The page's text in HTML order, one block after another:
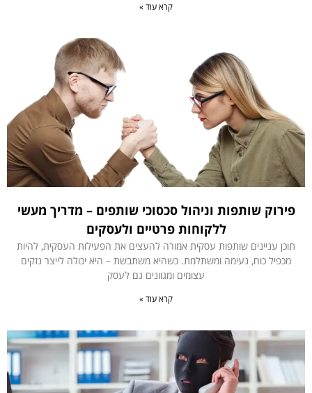
קרא עוד »
פירוק שותפות וניהול סכסוכי שותפים – מדריך מעשי
ללקוחות פרטיים ולעסקים
תוכן עניינים שותפות עסקית אמורה להעצים את הפעילות העסקית, להיות
מכפיל כוח, נעימה ומשתלמת. כשהיא משתבשת – היא יכולה לייצר נזקים
עצומים ומגוונים גם לעסק
קרא עוד »